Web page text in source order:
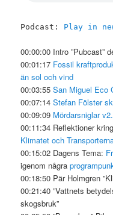
Podcast: Play in
00:00:00 Intro ”Pubcast”
00:01:17 Fossil
än sol och vind
00:03:55San Miguel Eco
00:07:14Stefan Fölster
00:09:09 Mördarsniglar
00:11:34 Reflektioner kring
Klimatet och
00:15:02 Dagens Tema:
igenom några
00:18:50 Pär Holmgren
00:21:40 ”Vattnets
skogsbruk”